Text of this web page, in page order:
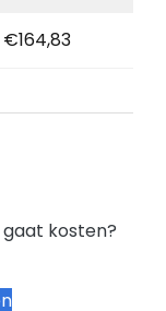
€164,83
kosten?